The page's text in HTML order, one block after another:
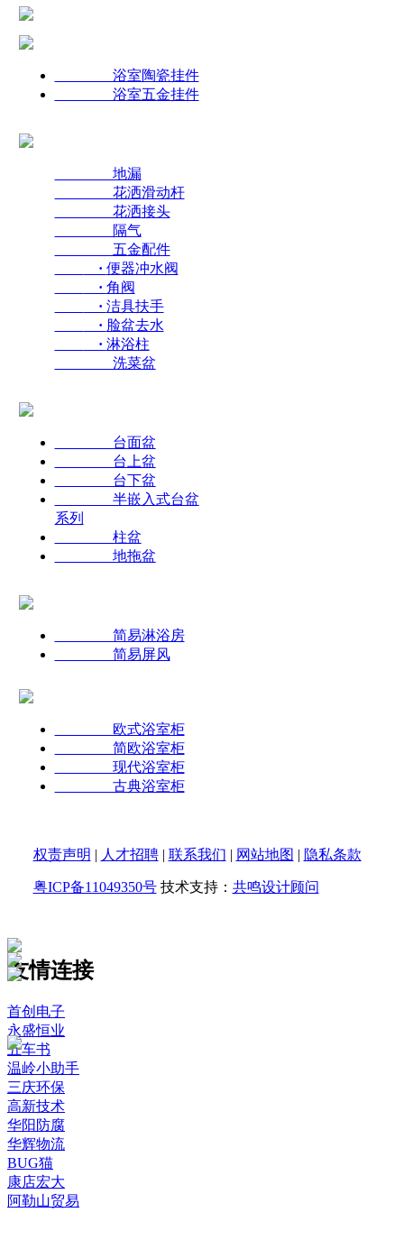
浴室陶瓷挂件
浴室五金挂件
地漏
花洒滑动杆
花洒接头
隔气
五金配件
· 便器冲水阀
· 角阀
· 洁具扶手
· 脸盆去水
· 淋浴柱
洗菜盆
台面盆
台上盆
台下盆
半嵌入式台盆
系列
柱盆
地拖盆
简易淋浴房
简易屏风
欧式浴室柜
简欧浴室柜
现代浴室柜
古典浴室柜
权责声明 | 人才招聘| 联系我们 | 网站地图 | 隐私条款
粤ICP备11049350号技术支持： 共鸣设计顾问
友情连接
首创电子
永盛恒业
五车书
温岭小助手
三庆环保
高新技术
华阳防腐
华辉物流
BUG猫
康店宏大
阿勒山贸易